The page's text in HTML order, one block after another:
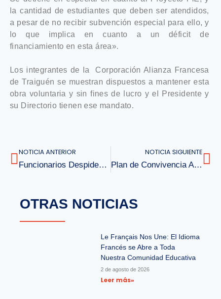
la cantidad de estudiantes que deben ser atendidos,
a pesar de no recibir subvención especial para ello, y
lo que implica en cuanto a un déficit de
financiamiento en esta área».
Los integrantes de la Corporación Alianza Francesa
de Traiguén se muestran dispuestos a mantener esta
obra voluntaria y sin fines de lucro y el Presidente y
su Directorio tienen ese mandato.
NOTICIA ANTERIOR
Funcionarios Despiden a Mme. Ema Lara Fuentes
NOTICIA SIGUIENTE
Plan de Convivencia Activa 2023
OTRAS NOTICIAS
Le Français Nos Une: El Idioma
Francés se Abre a Toda
Nuestra Comunidad Educativa
2 de agosto de 2026
Leer más»